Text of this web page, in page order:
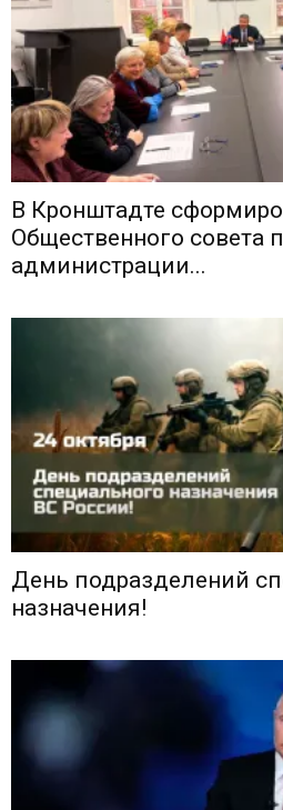
В Кронштадте
Общественного совета
администрации...
День подразделений
назначения!